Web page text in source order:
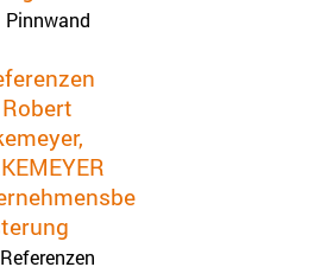
Pinnwand
Referenzen